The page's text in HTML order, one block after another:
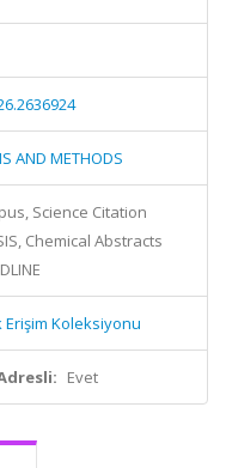
AND METHODS
Science Citation
Chemical Abstracts
Erişim Koleksiyonu
Evet